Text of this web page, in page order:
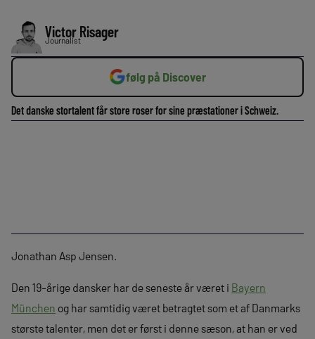
Victor Risager
Journalist
følg på Discover
Det danske stortalent får store roser for sine præstationer i Schweiz.
Jonathan Asp Jensen.
Den 19-årige dansker har de seneste år været i Bayern
München og har samtidig været betragtet som et af Danmarks
største talenter, men det er først i denne sæson, at han er ved